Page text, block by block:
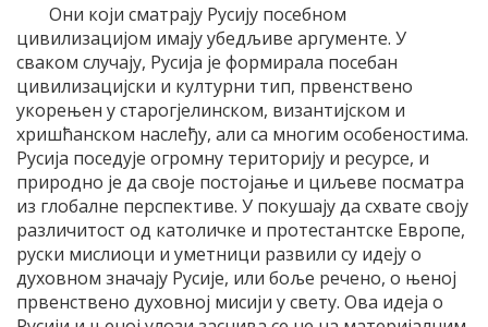
Они који сматрају Русију посебном
цивилизацијом имају убедљиве аргументе. У
сваком случају, Русија је формирала посебан
цивилизацијски и културни тип, првенствено
укорењен у старогјелинском, византијском и
хришћанском наслеђу, али са многим особеностима.
Русија поседује огромну територију и ресурсе, и
природно је да своје постојање и циљеве посматра
из глобалне перспективе. У покушају да схвате своју
различитост од католичке и протестантске Европе,
руски мислиоци и уметници развили су идеју о
духовном значају Русије, или боље речено, о њеној
првенствено духовној мисији у свету. Ова идеја о